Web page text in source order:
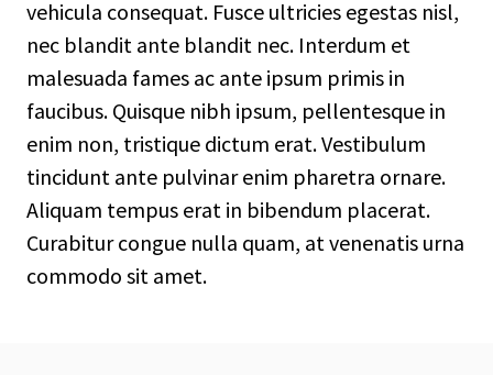
vehicula consequat. Fusce ultricies egestas nisl,
nec blandit ante blandit nec. Interdum et
malesuada fames ac ante ipsum primis in
faucibus. Quisque nibh ipsum, pellentesque in
enim non, tristique dictum erat. Vestibulum
tincidunt ante pulvinar enim pharetra ornare.
Aliquam tempus erat in bibendum placerat.
Curabitur congue nulla quam, at venenatis urna
commodo sit amet.